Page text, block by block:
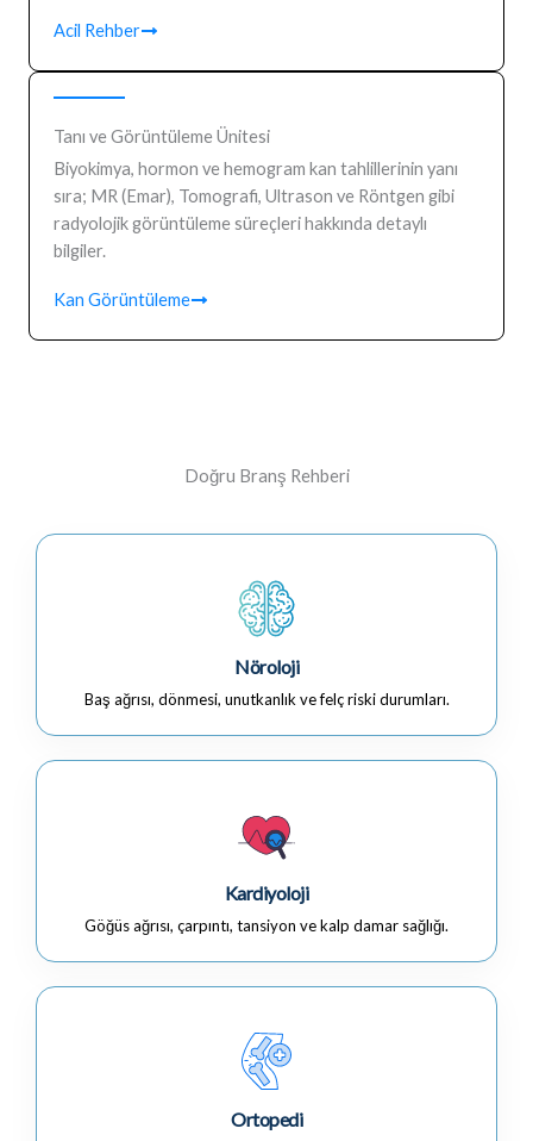
Acil Rehber
Tanı ve Görüntüleme Ünitesi
Biyokimya, hormon ve hemogram kan tahlillerinin yanı
sıra; MR (Emar), Tomografi, Ultrason ve Röntgen gibi
radyolojik görüntüleme süreçleri hakkında detaylı
bilgiler.
Kan Görüntüleme
Doğru Branş Rehberi
Nöroloji
Baş ağrısı, dönmesi, unutkanlık ve felç riski durumları.
Kardiyoloji
Göğüs ağrısı, çarpıntı, tansiyon ve kalp damar sağlığı.
Ortopedi